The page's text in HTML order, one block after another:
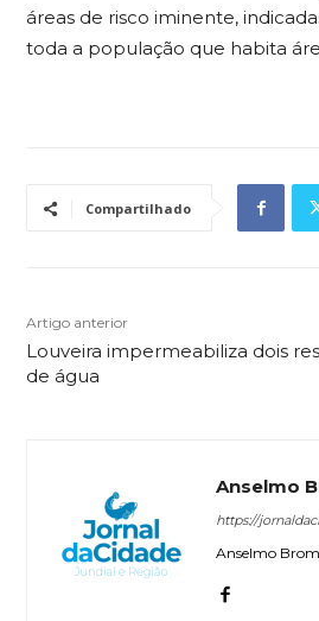
áreas de risco iminente,
toda a população que habita
Compartilhado
Artigo anterior
Louveira impermeabiliza dois
de água
Anselmo
https://
Anselmo